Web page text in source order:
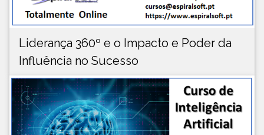
Liderança 360º e o Impacto e Poder da
Influência no Sucesso